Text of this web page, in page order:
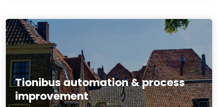
Tionibus automation & process
improvement